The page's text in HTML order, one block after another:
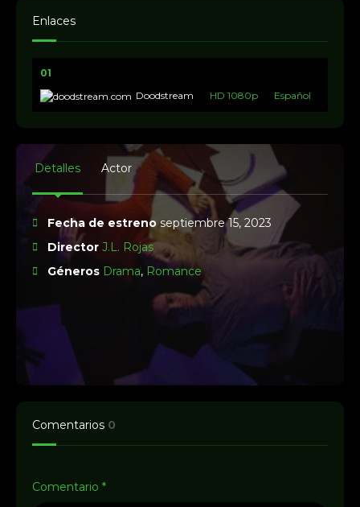
Enlaces
01
Doodstream
HD 1080p Español
Detalles Actor
Fecha de estrenoseptiembre 15, 2023
Director J.L. Rojas
Géneros Drama, Romance
Comentarios 0
Comentario *